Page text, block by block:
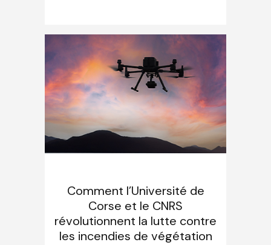
Comment l’Université de
Corse et le CNRS
révolutionnent la lutte contre
les incendies de végétation